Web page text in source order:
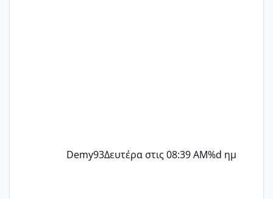
Demy93Δευτέρα στις 08:39 AM%d ημ